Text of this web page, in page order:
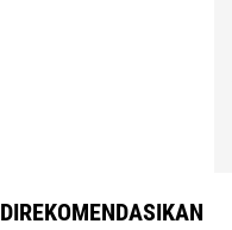
DIREKOMENDASIKAN